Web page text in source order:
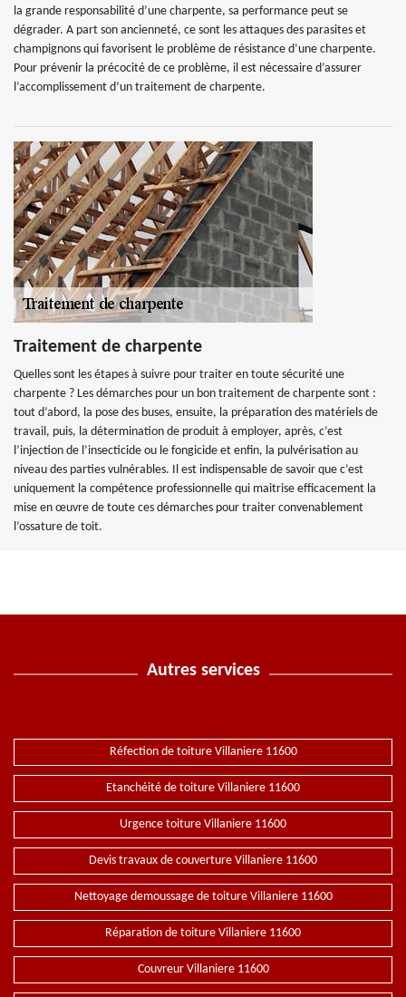
la grande responsabilité d’une charpente, sa performance peut se
dégrader. A part son ancienneté, ce sont les attaques des parasites et
champignons qui favorisent le problème de résistance d’une charpente.
Pour prévenir la précocité de ce problème, il est nécessaire d’assurer
l’accomplissement d’un traitement de charpente.
Traitement de charpente
Quelles sont les étapes à suivre pour traiter en toute sécurité une
charpente ? Les démarches pour un bon traitement de charpente sont :
tout d’abord, la pose des buses, ensuite, la préparation des matériels de
travail, puis, la détermination de produit à employer, après, c’est
l’injection de l’insecticide ou le fongicide et enfin, la pulvérisation au
niveau des parties vulnérables. Il est indispensable de savoir que c’est
uniquement la compétence professionnelle qui maitrise efficacement la
mise en œuvre de toute ces démarches pour traiter convenablement
l’ossature de toit.
Autres services
Réfection de toiture Villaniere 11600
Etanchéité de toiture Villaniere 11600
Urgence toiture Villaniere 11600
Devis travaux de couverture Villaniere 11600
Nettoyage demoussage de toiture Villaniere 11600
Réparation de toiture Villaniere 11600
Couvreur Villaniere 11600